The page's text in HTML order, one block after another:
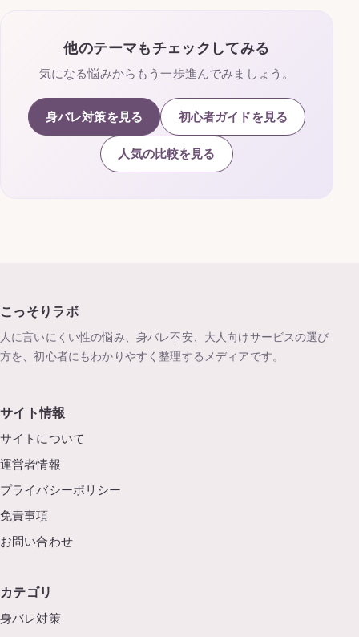
他のテーマもチェックしてみる
気になる悩みからもう一歩進んでみましょう。
身バレ対策を見る 初心者ガイドを見る
人気の比較を見る
こっそりラボ
人に言いにくい性の悩み、身バレ不安、大人向けサービスの選び
方を、初心者にもわかりやすく整理するメディアです。
サイト情報
サイトについて
運営者情報
プライバシーポリシー
免責事項
お問い合わせ
カテゴリ
身バレ対策